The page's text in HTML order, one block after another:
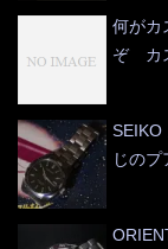
何がカ
ぞ カ
じの